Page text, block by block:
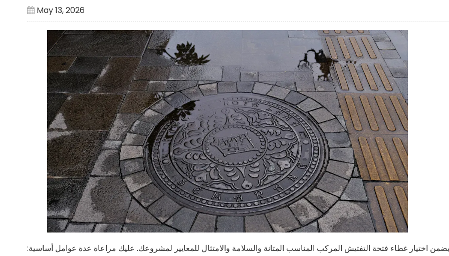
May 13, 2026
يضمن اختيار غطاء فتحة التفتيش المركب المناسب المتانة والسلامة والامتثال للمعايير لمشروعك. عليك مراعاة عدة عوامل أساسية: